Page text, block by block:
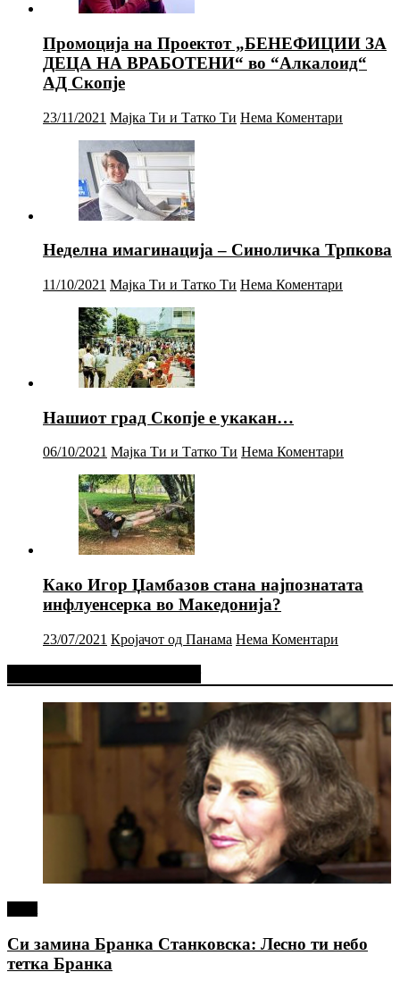
Промоција на Проектот „БЕНЕФИЦИИ ЗА
ДЕЦА НА ВРАБОТЕНИ“ во “Алкалоид“
АД Скопје
23/11/2021 Мајка Ти и Татко Ти Нема Коментари
Неделна имагинација – Синоличка Трпкова
11/10/2021 Мајка Ти и Татко Ти Нема Коментари
Нашиот град Скопје е укакан…
06/10/2021 Мајка Ти и Татко Ти Нема Коментари
Како Игор Џамбазов стана најпознатата
инфлуенсерка во Македонија?
23/07/2021 Кројачот од Панама Нема Коментари
Си замина Бранка Станковска: Лесно ти небо
тетка Бранка